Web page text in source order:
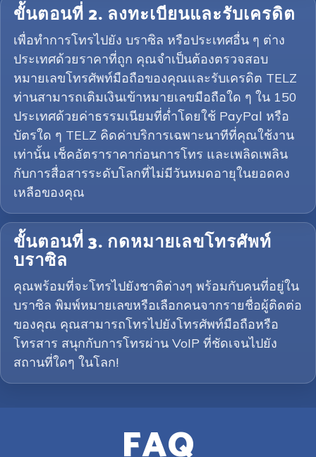
ขั้นตอนที่ 2. ลงทะเบียนและรับเครดิต
เพื่อทำการโทรไปยัง บราซิล หรือประเทศอื่น ๆ ต่าง
ประเทศด้วยราคาที่ถูก คุณจำเป็นต้องตรวจสอบ
หมายเลขโทรศัพท์มือถือของคุณและรับเครดิต TELZ
ท่านสามารถเติมเงินเข้าหมายเลขมือถือใด ๆ ใน 150
ประเทศด้วยค่าธรรมเนียมที่ต่ำโดยใช้ PayPal หรือ
บัตรใด ๆ TELZ คิดค่าบริการเฉพาะนาทีที่คุณใช้งาน
เท่านั้น เช็คอัตราราคาก่อนการโทร และเพลิดเพลิน
กับการสื่อสารระดับโลกที่ไม่มีวันหมดอายุในยอดคง
เหลือของคุณ
ขั้นตอนที่ 3. กดหมายเลขโทรศัพท์
บราซิล
คุณพร้อมที่จะโทรไปยังชาติต่างๆ พร้อมกับคนที่อยู่ใน
บราซิล พิมพ์หมายเลขหรือเลือกคนจากรายชื่อผู้ติดต่อ
ของคุณ คุณสามารถโทรไปยังโทรศัพท์มือถือหรือ
โทรสาร สนุกกับการโทรผ่าน VoIP ที่ชัดเจนไปยัง
สถานที่ใดๆ ในโลก!